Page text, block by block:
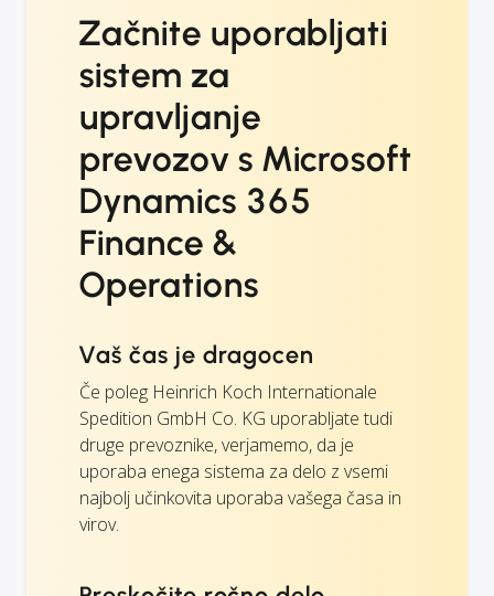
Začnite uporabljati
sistem za
upravljanje
prevozov s Microsoft
Dynamics 365
Finance &
Operations
Vaš čas je dragocen
Če poleg Heinrich Koch Internationale
Spedition GmbH Co. KG uporabljate tudi
druge prevoznike, verjamemo, da je
uporaba enega sistema za delo z vsemi
najbolj učinkovita uporaba vašega časa in
virov.